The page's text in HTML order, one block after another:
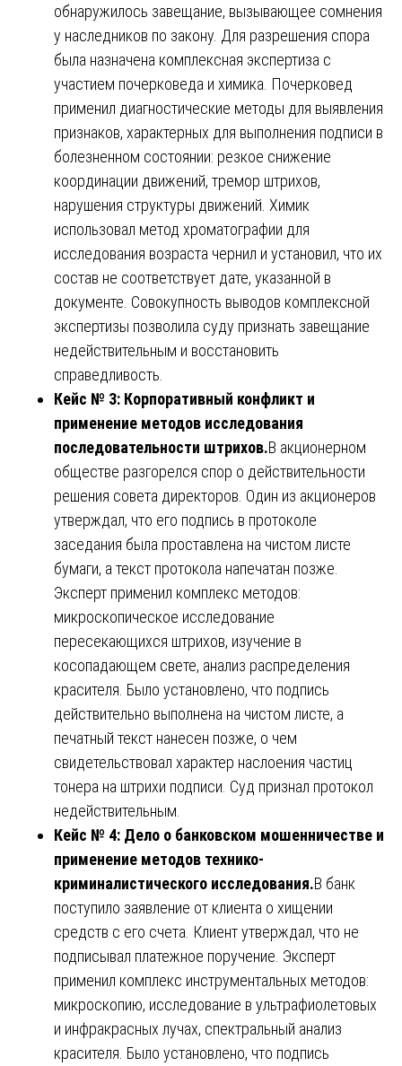
обнаружилось завещание, вызывающее сомнения
у наследников по закону. Для разрешения спора
была назначена комплексная экспертиза с
участием почерковеда и химика. Почерковед
применил диагностические методы для выявления
признаков, характерных для выполнения подписи в
болезненном состоянии: резкое снижение
координации движений, тремор штрихов,
нарушения структуры движений. Химик
использовал метод хроматографии для
исследования возраста чернил и установил, что их
состав не соответствует дате, указанной в
документе. Совокупность выводов комплексной
экспертизы позволила суду признать завещание
недействительным и восстановить
справедливость.
Кейс № 3: Корпоративный конфликт и
применение методов исследования
последовательности штрихов.В акционерном
обществе разгорелся спор о действительности
решения совета директоров. Один из акционеров
утверждал, что его подпись в протоколе
заседания была проставлена на чистом листе
бумаги, а текст протокола напечатан позже.
Эксперт применил комплекс методов:
микроскопическое исследование
пересекающихся штрихов, изучение в
косопадающем свете, анализ распределения
красителя. Было установлено, что подпись
действительно выполнена на чистом листе, а
печатный текст нанесен позже, о чем
свидетельствовал характер наслоения частиц
тонера на штрихи подписи. Суд признал протокол
недействительным.
Кейс № 4: Дело о банковском мошенничестве и
применение методов технико-
криминалистического исследования.В банк
поступило заявление от клиента о хищении
средств с его счета. Клиент утверждал, что не
подписывал платежное поручение. Эксперт
применил комплекс инструментальных методов:
микроскопию, исследование в ультрафиолетовых
и инфракрасных лучах, спектральный анализ
красителя. Было установлено, что подпись